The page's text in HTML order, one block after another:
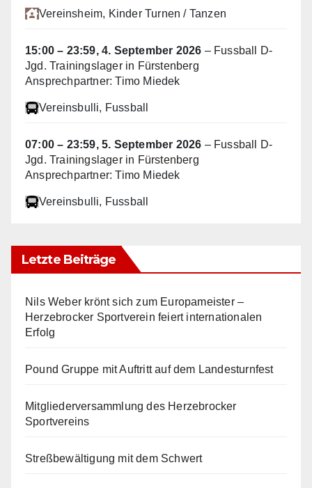
Vereinsheim, Kinder Turnen / Tanzen
15:00 – 23:59,4. September 2026 – Fussball D-
Jgd. Trainingslager in Fürstenberg
Ansprechpartner: Timo Miedek
Vereinsbulli, Fussball
07:00 – 23:59,5. September 2026 – Fussball D-
Jgd. Trainingslager in Fürstenberg
Ansprechpartner: Timo Miedek
Vereinsbulli, Fussball
Letzte Beiträge
Nils Weber krönt sich zum Europameister –
Herzebrocker Sportverein feiert internationalen
Erfolg
Pound Gruppe mit Auftritt auf dem Landesturnfest
Mitgliederversammlung des Herzebrocker
Sportvereins
Streßbewältigung mit dem Schwert